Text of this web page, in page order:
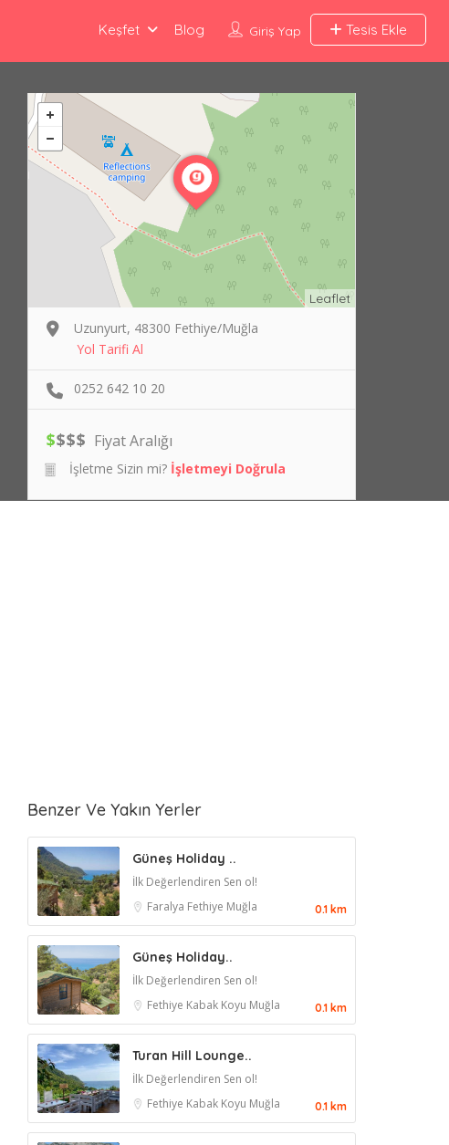
Giriş Yap Tesis Ekle
Keşfet Blog
Leaflet
Uzunyurt, 48300 Fethiye/Muğla
Yol Tarifi Al
0252 642 10 20
$$$$ Fiyat Aralığı
İşletme Sizin mi? İşletmeyi Doğrula
Benzer Ve Yakın Yerler
Güneş Holiday ..
İlk Değerlendiren Sen ol!
Faralya Fethiye Muğla 0.1 km
Güneş Holiday..
İlk Değerlendiren Sen ol!
Fethiye Kabak Koyu Muğla 0.1 km
Turan Hill Lounge..
İlk Değerlendiren Sen ol!
Fethiye Kabak Koyu Muğla 0.1 km